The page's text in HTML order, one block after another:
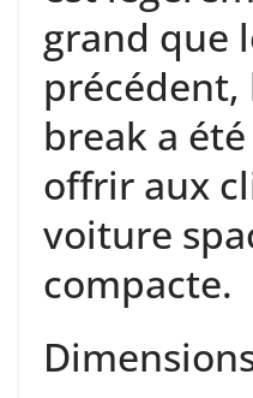
grand que
précédent,
break a
offrir aux
voiture
compacte.